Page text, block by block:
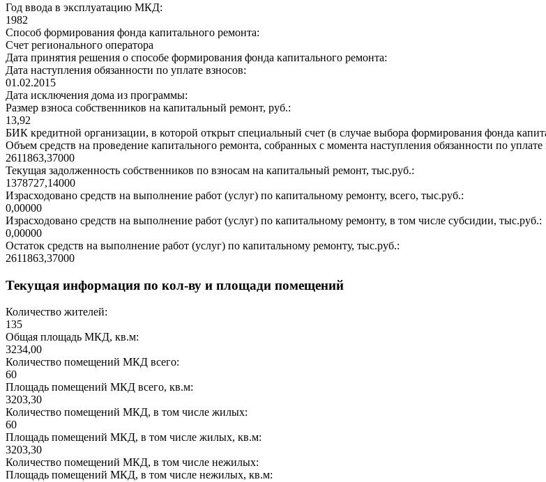
Год ввода в эксплуатацию МКД:
1982
Способ формирования фонда капитального ремонта:
Счет регионального оператора
Дата принятия решения о способе формирования фонда капитального ремонта:
Дата наступления обязанности по уплате взносов:
01.02.2015
Дата исключения дома из программы:
Размер взноса собственников на капитальный ремонт, руб.:
13,92
БИК кредитной организации, в которой открыт специальный счет (в случае выбора формирования фонда
Объем средств на проведение капитального ремонта, собранных с момента наступления обязанности по уплате
2611863,37000
Текущая задолженность собственников по взносам на капитальный ремонт, тыс.руб.:
1378727,14000
Израсходовано средств на выполнение работ (услуг) по капитальному ремонту, всего, тыс.руб.:
0,00000
Израсходовано средств на выполнение работ (услуг) по капитальному ремонту, в том числе субсидии, тыс.руб.:
0,00000
Остаток средств на выполнение работ (услуг) по капитальному ремонту, тыс.руб.:
2611863,37000
Текущая информация по кол-ву и площади помещений
Количество жителей:
135
Общая площадь МКД, кв.м:
3234,00
Количество помещений МКД всего:
60
Площадь помещений МКД всего, кв.м:
3203,30
Количество помещений МКД, в том числе жилых:
60
Площадь помещений МКД, в том числе жилых, кв.м:
3203,30
Количество помещений МКД, в том числе нежилых:
Площадь помещений МКД, в том числе нежилых, кв.м: